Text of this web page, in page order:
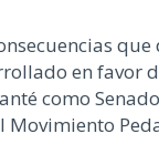
en favor
como